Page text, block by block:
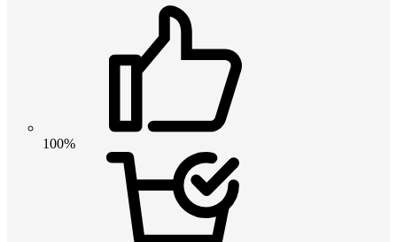
100%